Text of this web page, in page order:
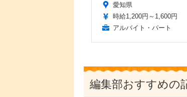
愛知県
時給1,200円～1,600円
アルバイト・パート
編集部おすすめの